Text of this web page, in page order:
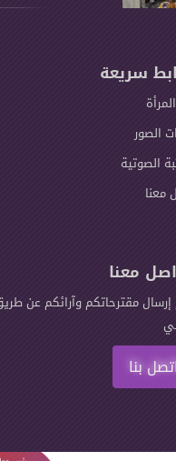
سريعة
الصور
الصوتية
معنا
معنا
إرسال مقترحاتكم وآرائكم عن
بنا